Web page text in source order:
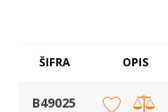
ŠIFRA OPIS
B49025